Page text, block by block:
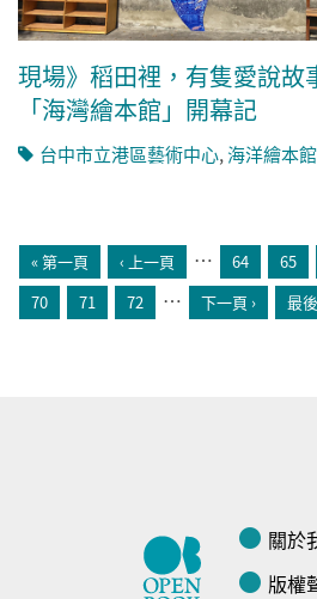
現場》稻田裡，有隻愛說故
「海灣繪本館」開幕記
台中市立港區藝術中心, 海洋繪本館
« 第一頁 ‹ 上一頁 … 64 65
70
71 72 … 下一頁 › 最
關於
版權